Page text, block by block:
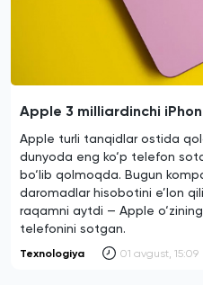
Apple 3 milliardinchi
Apple turli tanqidlar ostida
dunyoda eng ko‘p telefon
bo‘lib qolmoqda. Bugun
daromadlar hisobotini e’lon
raqamni aytdi — Apple
telefonini sotgan.
Texnologiya 01 avgust, 15:09